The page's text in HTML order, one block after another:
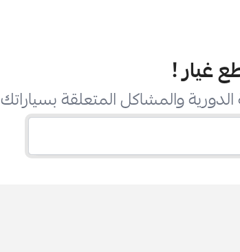
غيار!
والمشاكل المتعلقة بسياراتك